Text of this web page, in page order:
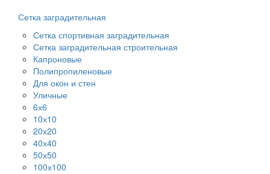
Сетка заградительная
Сетка спортивная заградительная
Сетка заградительная строительная
Капроновые
Полипропиленовые
Для окон и стен
Уличные
6х6
10х10
20х20
40х40
50х50
100х100